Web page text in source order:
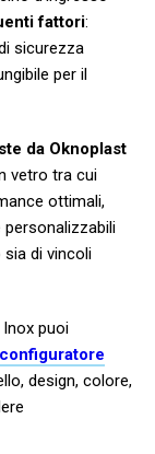
fattori:
sicurezza
per il
da Oknoplast
vetro tra cui
ottimali,
personalizzabili
di vincoli
Inox puoi
configuratore
design, colore,